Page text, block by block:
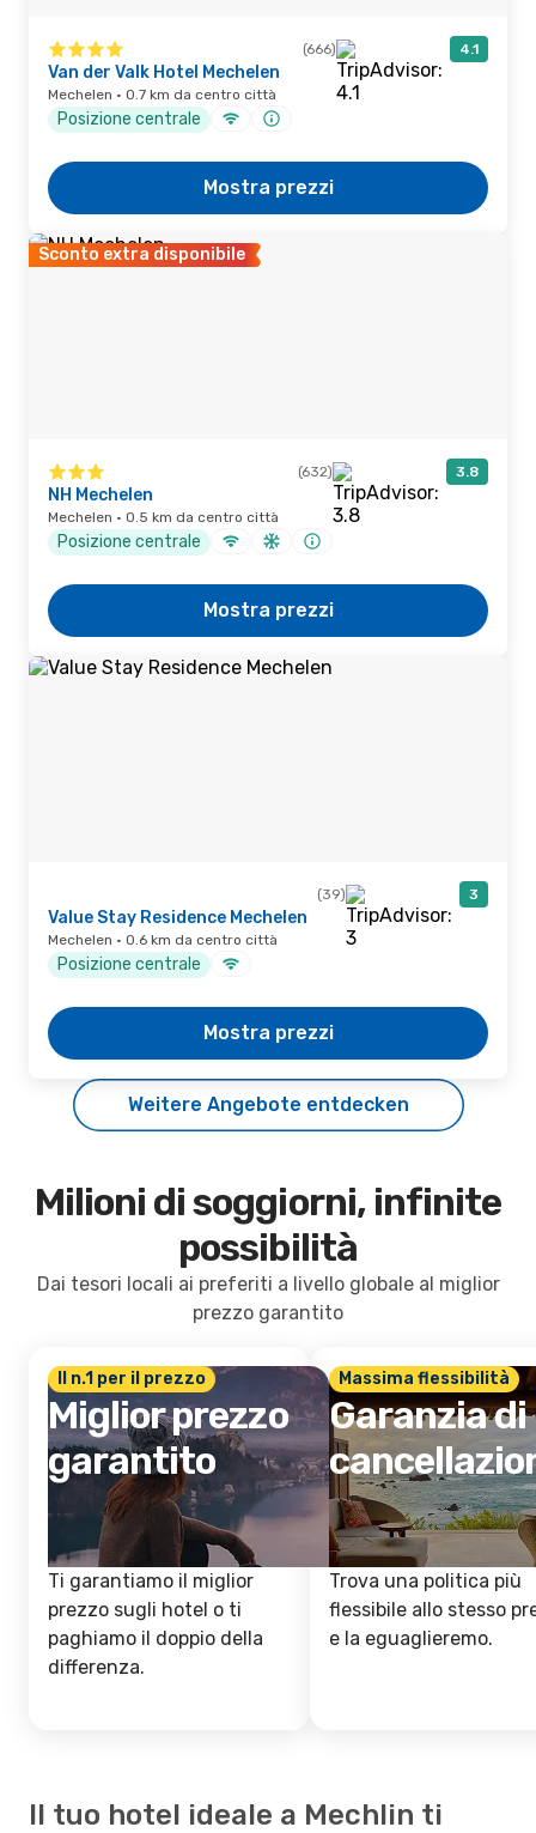
(666) 4.1
Van der Valk Hotel Mechelen
Mechelen · 0.7 km da centro città
Posizione centrale
Mostra prezzi
Sconto extra disponibile
(632) 3.8
NH Mechelen
Mechelen · 0.5 km da centro città
Posizione centrale
Mostra prezzi
(39) 3
Value Stay Residence Mechelen
Mechelen · 0.6 km da centro città
Posizione centrale
Mostra prezzi
Weitere Angebote entdecken
Milioni di soggiorni, infinite
possibilità
Dai tesori locali ai preferiti a livello globale al miglior
prezzo garantito
Il n.1 per il prezzo
Miglior prezzo
garantito
Ti garantiamo il miglior
prezzo sugli hotel o ti
paghiamo il doppio della
differenza.
Massima flessibilità
Garanzia di
Trova una politica più
flessibile allo stesso
e la eguaglieremo.
Il tuo hotel ideale a Mechlin ti